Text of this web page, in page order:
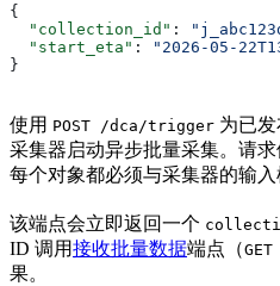
{
  "collection_id"
:
  "start_eta"
:
"2026-05-
}
使用 POST /dca/trigger 为已发
采集器启动异步批量采集。请求
每个对象都必须与采集器的输入
该端点会立即返回一个
ID 调用接收批量数据端点（
果。